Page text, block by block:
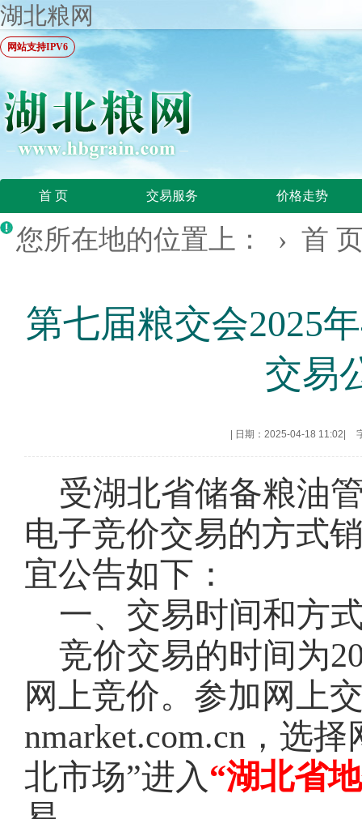
湖北粮网
网站支持IPV6
首 页 交易服务 价格走势
您所在地的位置上： › 首
第七届粮交会2025
交易
日期：2025-04-18 11:02
受湖北省储备粮油
电子竞价交易的方式
宜公告如下：
一、交易时间和方
竞价交易的时间为
网上竞价。参加网上
nmarket.com.cn，选
北市场”进入“湖北省